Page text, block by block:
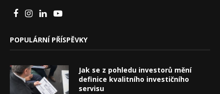
POPULÁRNÍ PŘÍSPĚVKY
Jak se z pohledu investorů mění
definice kvalitního investičního
servisu